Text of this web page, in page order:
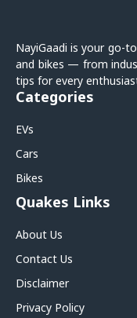
NayiGaadi is your go-
and bikes — from
tips for every
Categories
EVs
Cars
Bikes
Quakes Links
About Us
Contact Us
Disclaimer
Privacy Policy